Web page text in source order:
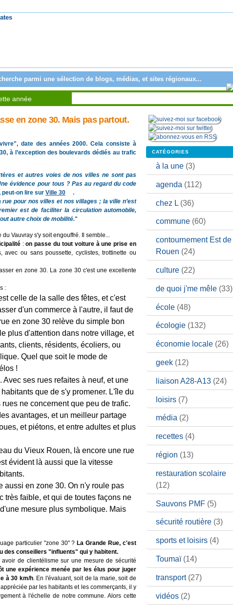
parmi une sélection de blogs, médias, et sites régionaux...
année
en zone 30. Mais pas partout.
date des années 2000. Cela consiste à
à l’exception des boulevards dédiés au trafic
et autres voies de nos villes ne sont pas
évidence pour tous ? Pas au regard du code
peut-on lire sur Ville 30
.
pour nos villes et nos villages ; la ville n’est
est de faciliter la circulation automobile,
autre choix de mobilité."
Vauvray s'y soit engouffré. Il semble...
:on passe du tout voiture à une prise en
avec ou sans poussette, cyclistes, trottinette ou
en zone 30. La zone 30 c'est une excellente
:
celle de la salle des fêtes, et c'est
d'un commerce à l'autre, il faut de
en zone 30 relève du simple bon
plus d'attention dans notre village, et
clients, résidents, écoliers, ou
Quel que soit le mode de
!
ses rues refaites à neuf, et une
que de s'y promener. L'île du
ne concernent que peu de trafic.
avantages, et un meilleur partage
et piétons, et entre adultes et plus
du Vieux Rouen, là encore une rue
évident là aussi que la vitesse
aussi en zone 30. On n'y roule pas
très faible, et qui de toutes façons ne
mesure plus symbolique. Mais
particulier "zone 30" ? La Grande Rue, c'est
des conseillers "influents" qui y habitent.
de clientélisme sur une mesure de sécurité
une expérience menée par les élus pour juger
à 30 km/h. En l'évaluant, soit de la marie, soit de
par les habitants et les commerçants, il y
à l'échelle de notre commune. Alors cette
CATÉGORIES
à la une (3)
agenda (112)
chez L (36)
commune (60)
contournement Est de
Rouen (24)
culture (22)
de quoi j'me mêle (33)
école (48)
écologie (132)
économie locale (26)
geek (12)
liaison A28-A13 (24)
loisirs (7)
média (2)
recettes (4)
région (13)
restauration scolaire
(12)
Sauvons PMF (5)
sécurité routière (3)
sports et loisirs (4)
Toumaï(14)
transport(27)
vidéos (2)